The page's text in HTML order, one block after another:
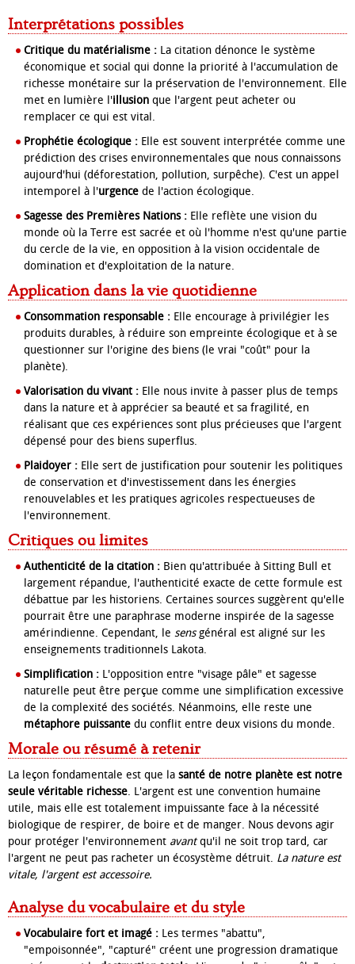
Interprétations possibles
Critique du matérialisme : La citation dénonce le système
économique et social qui donne la priorité à l'accumulation de
richesse monétaire sur la préservation de l'environnement. Elle
met en lumière l'illusion que l'argent peut acheter ou
remplacer ce qui est vital.
Prophétie écologique : Elle est souvent interprétée comme une
prédiction des crises environnementales que nous connaissons
aujourd'hui (déforestation, pollution, surpêche). C'est un appel
intemporel à l'urgence de l'action écologique.
Sagesse des Premières Nations : Elle reflète une vision du
monde où la Terre est sacrée et où l'homme n'est qu'une partie
du cercle de la vie, en opposition à la vision occidentale de
domination et d'exploitation de la nature.
Application dans la vie quotidienne
Consommation responsable : Elle encourage à privilégier les
produits durables, à réduire son empreinte écologique et à se
questionner sur l'origine des biens (le vrai "coût" pour la
planète).
Valorisation du vivant : Elle nous invite à passer plus de temps
dans la nature et à apprécier sa beauté et sa fragilité, en
réalisant que ces expériences sont plus précieuses que l'argent
dépensé pour des biens superflus.
Plaidoyer : Elle sert de justification pour soutenir les politiques
de conservation et d'investissement dans les énergies
renouvelables et les pratiques agricoles respectueuses de
l'environnement.
Critiques ou limites
Authenticité de la citation : Bien qu'attribuée à Sitting Bull et
largement répandue, l'authenticité exacte de cette formule est
débattue par les historiens. Certaines sources suggèrent qu'elle
pourrait être une paraphrase moderne inspirée de la sagesse
amérindienne. Cependant, le sensgénéral est aligné sur les
enseignements traditionnels Lakota.
Simplification : L'opposition entre "visage pâle" et sagesse
naturelle peut être perçue comme une simplification excessive
de la complexité des sociétés. Néanmoins, elle reste une
métaphore puissante du conflit entre deux visions du monde.
Morale ou résumé à retenir
La leçon fondamentale est que la santé de notre planète est notre
seule véritable richesse. L'argent est une convention humaine
utile, mais elle est totalement impuissante face à la nécessité
biologique de respirer, de boire et de manger. Nous devons agir
pour protéger l'environnement avantqu'il ne soit trop tard, car
l'argent ne peut pas racheter un écosystème détruit. La nature est
vitale, l'argent est accessoire.
Analyse du vocabulaire et du style
Vocabulaire fort et imagé : Les termes "abattu",
"empoisonnée", "capturé" créent une progression dramatique